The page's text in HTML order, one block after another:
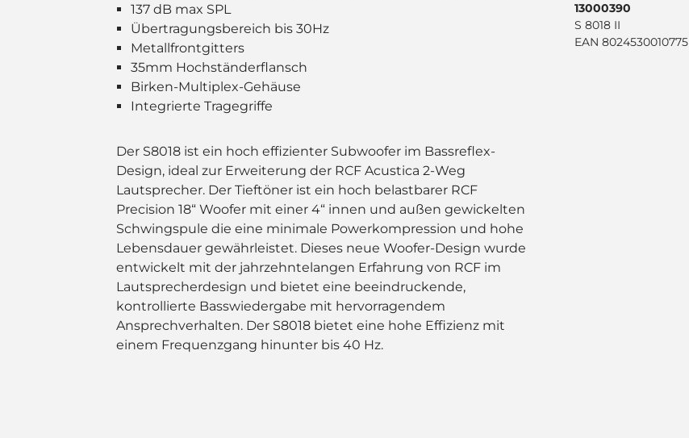
137 dB max SPL
Übertragungsbereich bis 30Hz
Metallfrontgitters
35mm Hochständerflansch
Birken-Multiplex-Gehäuse
Integrierte Tragegriffe
Der S8018 ist ein hoch effizienter Subwoofer im Bassreflex-
Design, ideal zur Erweiterung der RCF Acustica 2-Weg
Lautsprecher. Der Tieftöner ist ein hoch belastbarer RCF
Precision 18“ Woofer mit einer 4“ innen und außen gewickelten
Schwingspule die eine minimale Powerkompression und hohe
Lebensdauer gewährleistet. Dieses neue Woofer-Design wurde
entwickelt mit der jahrzehntelangen Erfahrung von RCF im
Lautsprecherdesign und bietet eine beeindruckende,
kontrollierte Basswiedergabe mit hervorragendem
Ansprechverhalten. Der S8018 bietet eine hohe Effizienz mit
einem Frequenzgang hinunter bis 40 Hz.
13000390
S 8018 II
EAN 8024530010775